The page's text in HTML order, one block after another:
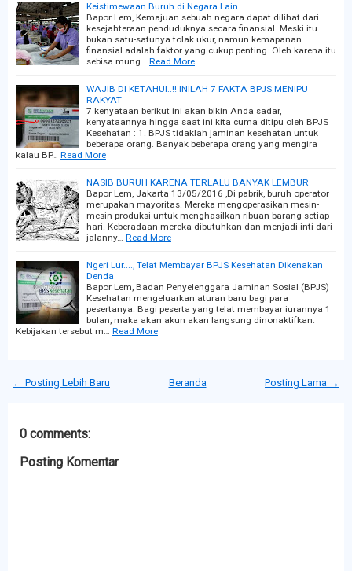
Keistimewaan Buruh di Negara Lain
Bapor Lem, Kemajuan sebuah negara dapat dilihat dari
kesejahteraan penduduknya secara finansial. Meski itu
bukan satu-satunya tolak ukur, namun kemapanan
finansial adalah faktor yang cukup penting. Oleh karena itu
sebisa mung… Read More
WAJIB DI KETAHUI..!! INILAH 7 FAKTA BPJS MENIPU
RAKYAT
7 kenyataan berikut ini akan bikin Anda sadar,
kenyataannya hingga saat ini kita cuma ditipu oleh BPJS
Kesehatan : 1. BPJS tidaklah jaminan kesehatan untuk
beberapa orang. Banyak beberapa orang yang mengira
kalau BP… Read More
NASIB BURUH KARENA TERLALU BANYAK LEMBUR
Bapor Lem, Jakarta 13/05/2016 ,Di pabrik, buruh operator
merupakan mayoritas. Mereka mengoperasikan mesin-
mesin produksi untuk menghasilkan ribuan barang setiap
hari. Keberadaan mereka dibutuhkan dan menjadi inti dari
jalanny… Read More
Ngeri Lur...., Telat Membayar BPJS Kesehatan Dikenakan
Denda
Bapor Lem, Badan Penyelenggara Jaminan Sosial (BPJS)
Kesehatan mengeluarkan aturan baru bagi para
pesertanya. Bagi peserta yang telat membayar iurannya 1
bulan, maka akan akun akan langsung dinonaktifkan.
Kebijakan tersebut m… Read More
← Posting Lebih Baru Posting Lama →
Beranda
0 comments:
Posting Komentar